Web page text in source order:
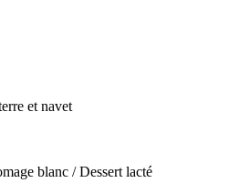
et navet
blanc / Dessert lacté